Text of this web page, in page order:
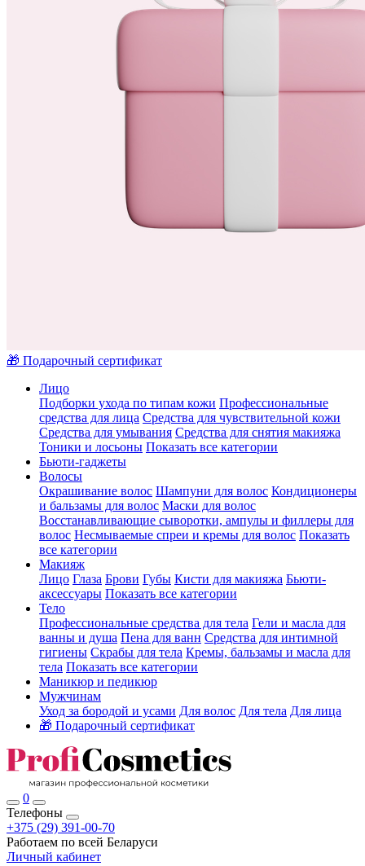
🎁 Подарочный сертификат
Лицо
Подборки ухода по типам кожи Профессиональные
средства для лица Средства для чувствительной кожи
Средства для умывания Средства для снятия макияжа
Тоники и лосьоны Показать все категории
Бьюти-гаджеты
Волосы
Окрашивание волос Шампуни для волос Кондиционеры
и бальзамы для волос Маски для волос
Восстанавливающие сыворотки, ампулы и филлеры для
волос Несмываемые спреи и кремы для волос Показать
все категории
Макияж
Лицо Глаза Брови Губы Кисти для макияжа Бьюти-
аксессуары Показать все категории
Тело
Профессиональные средства для тела Гели и масла для
ванны и душа Пена для ванн Средства для интимной
гигиены Скрабы для тела Кремы, бальзамы и масла для
тела Показать все категории
Маникюр и педикюр
Мужчинам
Уход за бородой и усами Для волос Для тела Для лица
🎁 Подарочный сертификат
0
Телефоны
+375 (29) 391-00-70
Работаем по всей Беларуси
Личный кабинет